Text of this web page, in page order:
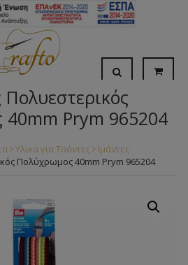
Πολυεστερικός
Prym 965204
Υλικά για Τσάντες
Ιμάντες
Πολύχρωμος 40mm Prym 965204